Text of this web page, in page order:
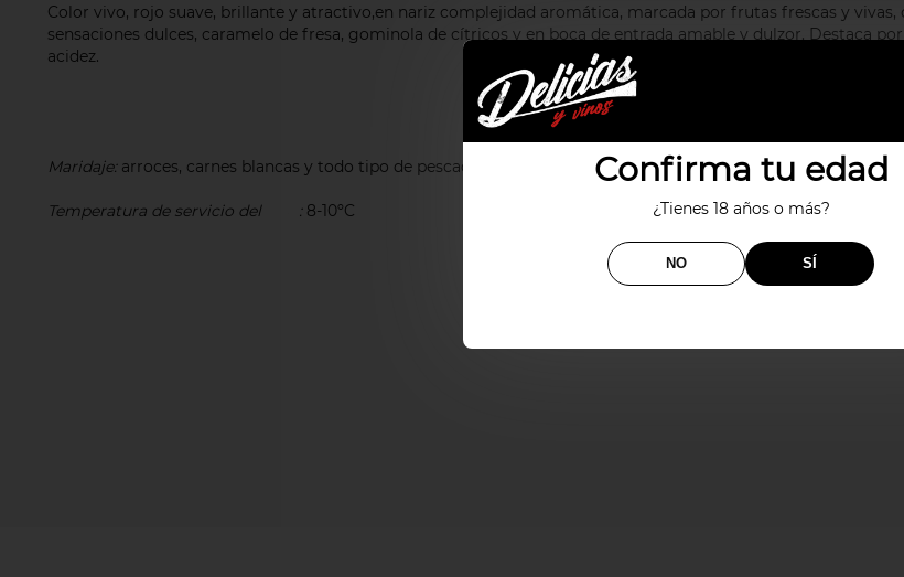
Confirma tu edad
¿Tienes 18 años o más?
NO SÍ
Color vivo, rojo suave, brillante y atractivo,en nariz complejidad aromática, marcada por frutas frescas y
sensaciones dulces, caramelo de fresa, gominola de cítricos y en boca de entrada amable y dulzor. Destaca
acidez.
Maridaje:arroces, carnes blancas y todo tipo de pescados.
Temperatura de servicio del :8-10ºC